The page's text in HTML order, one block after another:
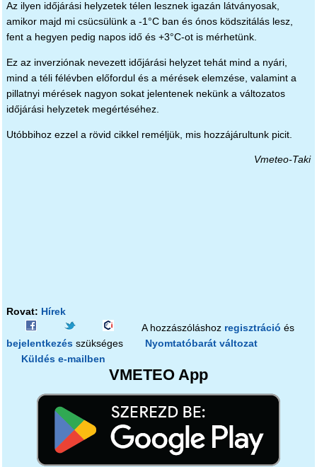
Az ilyen időjárási helyzetek télen lesznek igazán látványosak,
amikor majd mi csücsülünk a -1°C ban és ónos ködszitálás lesz,
fent a hegyen pedig napos idő és +3°C-ot is mérhetünk.
Ez az inverziónak nevezett időjárási helyzet tehát mind a nyári,
mind a téli félévben előfordul és a mérések elemzése, valamint a
pillatnyi mérések nagyon sokat jelentenek nekünk a változatos
időjárási helyzetek megértéséhez.
Utóbbihoz ezzel a rövid cikkel reméljük, mis hozzájárultunk picit.
Vmeteo-Taki
Rovat: Hírek
A hozzászóláshoz regisztráció és
bejelentkezés szükséges
Nyomtatóbarát változat
Küldés e-mailben
VMETEO App